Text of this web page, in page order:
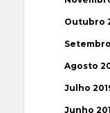
Outubro
Agosto
Julho
Junho